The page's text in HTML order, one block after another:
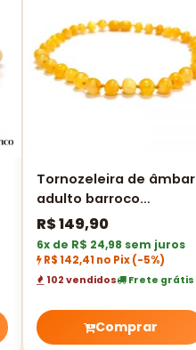
Tornozeleira de âmbar
adulto barroco
manteiga polido
R$149,90
6x de R$ 24,98 sem juros
R$ 142,41 no Pix(-5%)
102 vendidos Frete grátis
Comprar